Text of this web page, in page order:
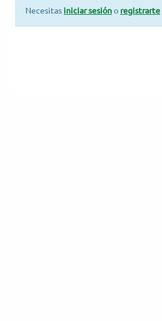
Necesitas iniciar sesióno registrarte